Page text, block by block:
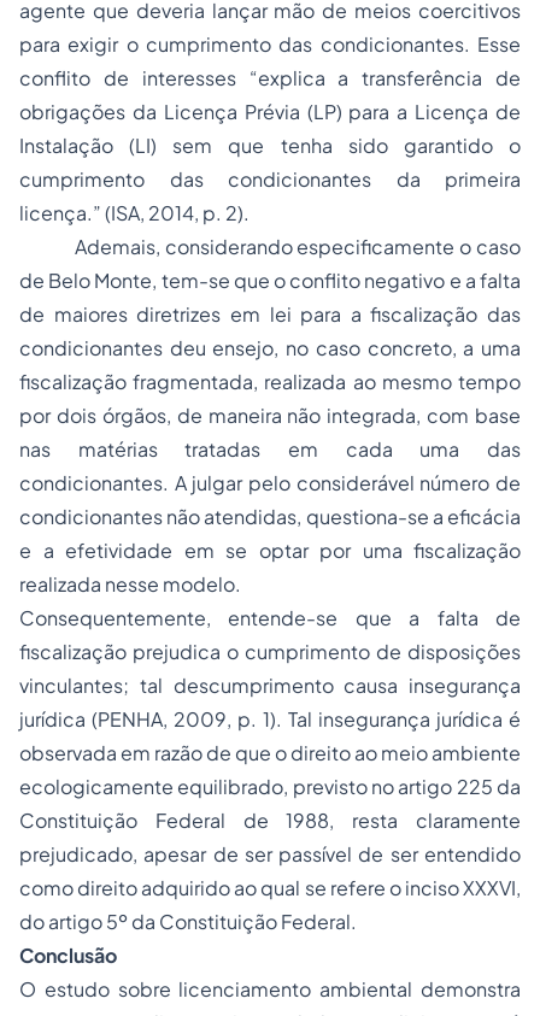
agente que deveria lançar mão de meios coercitivos
para exigir o cumprimento das condicionantes. Esse
conflito de interesses “explica a transferência de
obrigações da Licença Prévia (LP) para a Licença de
Instalação (LI) sem que tenha sido garantido o
cumprimento das condicionantes da primeira
licença.” (ISA, 2014, p. 2).
Ademais, considerando especificamente o caso
de Belo Monte, tem-se que o conflito negativo e a falta
de maiores diretrizes em lei para a fiscalização das
condicionantes deu ensejo, no caso concreto, a uma
fiscalização fragmentada, realizada ao mesmo tempo
por dois órgãos, de maneira não integrada, com base
nas matérias tratadas em cada uma das
condicionantes. A julgar pelo considerável número de
condicionantes não atendidas, questiona-se a eficácia
e a efetividade em se optar por uma fiscalização
realizada nesse modelo.
Consequentemente, entende-se que a falta de
fiscalização prejudica o cumprimento de disposições
vinculantes; tal descumprimento causa insegurança
jurídica (PENHA, 2009, p. 1). Tal insegurança jurídica é
observada em razão de que o direito ao meio ambiente
ecologicamente equilibrado, previsto no artigo 225 da
Constituição Federal de 1988, resta claramente
prejudicado, apesar de ser passível de ser entendido
como direito adquirido ao qual se refere o inciso XXXVI,
do artigo 5º da Constituição Federal.
Conclusão
O estudo sobre licenciamento ambiental demonstra